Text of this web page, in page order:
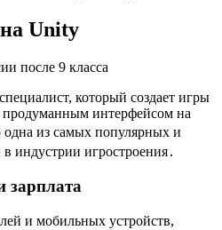
Unity
который создает игры
продуманным интерфейсом на
из самых популярных и
индустрии игростроения․
зарплата
и мобильных устройств,